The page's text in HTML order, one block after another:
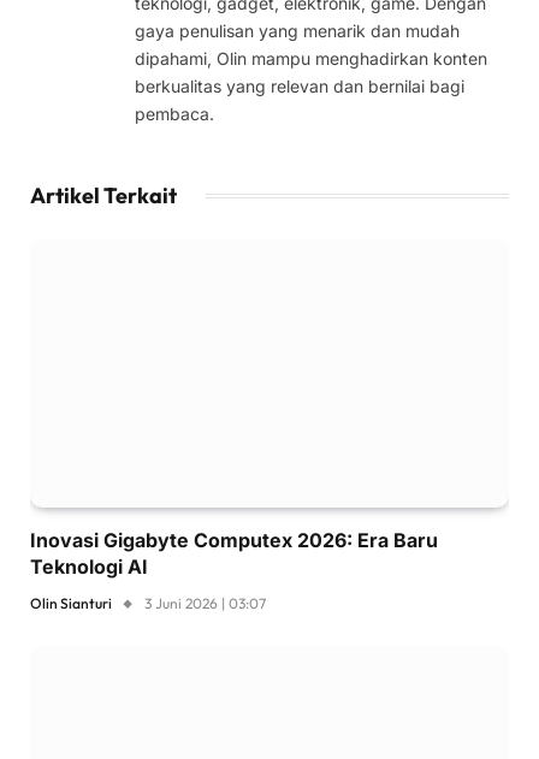
gaya penulisan yang menarik dan mudah
dipahami, Olin mampu menghadirkan konten
berkualitas yang relevan dan bernilai bagi
pembaca.
Artikel Terkait
Inovasi Gigabyte Computex 2026: Era Baru
Teknologi AI
Olin Sianturi 3 Juni 2026 | 03:07